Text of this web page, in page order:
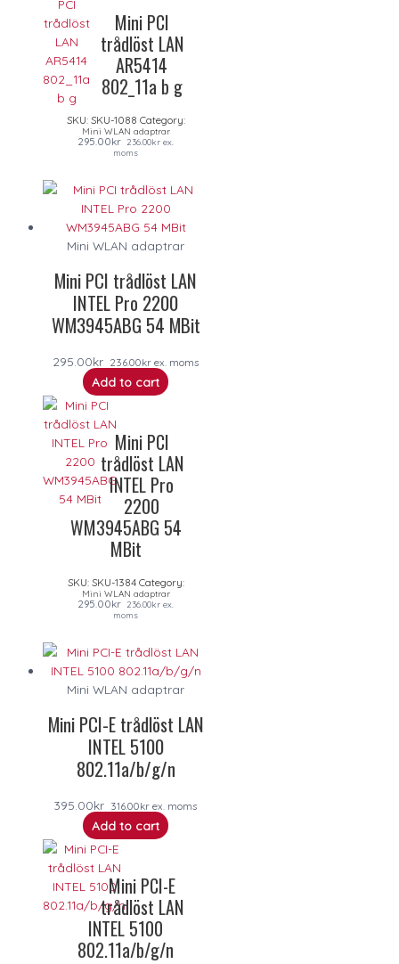
Mini PCI
trådlöst LAN
AR5414
802_11a b g
SKU: SKU-1088 Category:
Mini WLAN adaptrar
295.00kr 236.00kr ex.
moms
Mini WLAN adaptrar
Mini PCI trådlöst LAN
INTEL Pro 2200
WM3945ABG 54 MBit
295.00kr 236.00kr ex. moms
Add to cart
Mini PCI
trådlöst LAN
INTEL Pro
2200
WM3945ABG 54
MBit
SKU: SKU-1384 Category:
Mini WLAN adaptrar
295.00kr 236.00kr ex.
moms
Mini WLAN adaptrar
Mini PCI-E trådlöst LAN
INTEL 5100
802.11a/b/g/n
395.00kr 316.00kr ex. moms
Add to cart
Mini PCI-E
trådlöst LAN
INTEL 5100
802.11a/b/g/n